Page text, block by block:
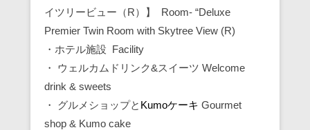
イツリービュー（R）】 Room- “Deluxe
Premier Twin Room with Skytree View (R)
・ホテル施設 Facility
・ ウェルカムドリンク&スイーツ Welcome
drink & sweets
・ グルメショップと Kumoケーキ Gourmet
shop & Kumo cake